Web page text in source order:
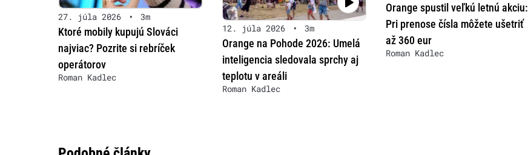
27. júla 2026 • 3m
Ktoré mobily kupujú Slováci
najviac? Pozrite si rebríček
operátorov
Roman Kadlec
12. júla 2026 • 3m
Orange na Pohode 2026: Umelá
inteligencia sledovala sprchy aj
teplotu v areáli
Roman Kadlec
Orange spustil veľkú letnú akciu:
Pri prenose čísla môžete ušetriť
až 360 eur
Roman Kadlec